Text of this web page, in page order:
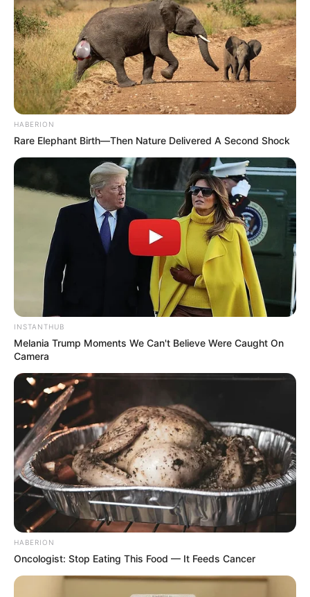
Quem nunca precisou de uma agulha e linha e
demorou para encontrar? Com um kit de costura
isso nunca mais vai acontecer.
Além do kit, o pote de sorvete também pode se
tornar um agulheiro e um organizador de
aviamentos.
HABERION
Rare Elephant Birth—Then Nature Delivered A Second Shock
INSTANTHUB
Melania Trump Moments We Can't Believe Were Caught On
Camera
HABERION
Oncologist: Stop Eating This Food — It Feeds Cancer